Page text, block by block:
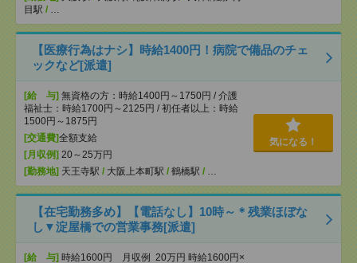
目駅 / …
【医療行為はナシ】時給1400円！病院で備品のチェ
ックなど[派遣]
[給 与] 無資格の方：時給1400円～1750円 / 介護
福祉士：時給1700円～2125円 / 初任者以上：時給
1500円～1875円
[交通費]全額支給
[月収例] 20～25万円
[勤務地] 天王寺駅 / 大阪上本町駅 / 鶴橋駅 / …
気になる！
【在宅勤務多め】【電話なし】10時～＊残業ほぼな
し▼淀屋橋での営業事務[派遣]
[給 与] 時給1600円 月収例 20万円 時給1600円×